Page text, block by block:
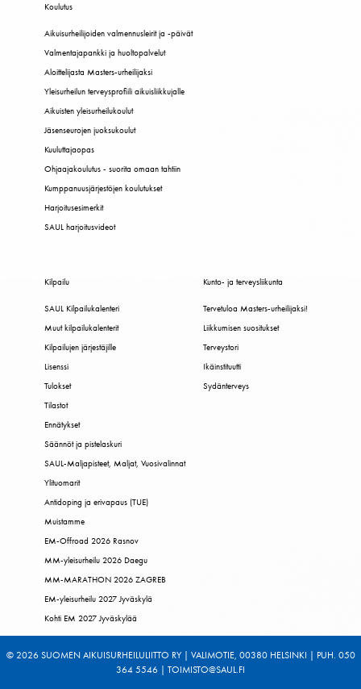
Koulutus
Aikuisurheilijoiden valmennusleirit ja -päivät
Valmentajapankki ja huoltopalvelut
Aloittelijasta Masters-urheilijaksi
Yleisurheilun terveysprofiili aikuisliikkujalle
Aikuisten yleisurheilukoulut
Jäsenseurojen juoksukoulut
Kuuluttajaopas
Ohjaajakoulutus - suorita omaan tahtiin
Kumppanuusjärjestöjen koulutukset
Harjoitusesimerkit
SAUL harjoitusvideot
Kilpailu
SAUL Kilpailukalenteri
Muut kilpailukalenterit
Kilpailujen järjestäjille
Lisenssi
Tulokset
Tilastot
Ennätykset
Säännöt ja pistelaskuri
SAUL-Maljapisteet, Maljat, Vuosivalinnat
Ylituomarit
Antidoping ja erivapaus (TUE)
Muistamme
EM-Offroad 2026 Rasnov
MM-yleisurheilu 2026 Daegu
MM-MARATHON 2026 ZAGREB
EM-yleisurheilu 2027 Jyväskylä
Kohti EM 2027 Jyväskylää
Kunto- ja terveysliikunta
Tervetuloa Masters-urheilijaksi!
Liikkumisen suositukset
Terveystori
Ikäinstituutti
Sydänterveys
© 2026 SUOMEN AIKUISURHEILULIITTO RY | VALIMOTIE, 00380 HELSINKI | PUH. 050
364 5546 | TOIMISTO@SAUL.FI